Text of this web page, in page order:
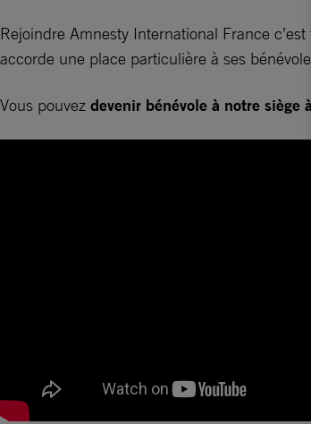
Rejoindre Amnesty International France
accorde une place particulière à ses
Vous pouvez devenir bénévole à notre siège